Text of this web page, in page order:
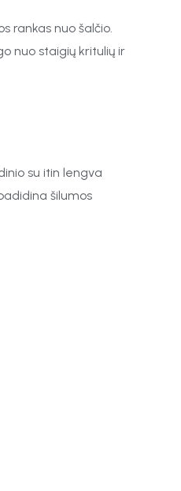
rankas nuo šalčio.
nuo staigių kritulių ir
su itin lengva
šilumos